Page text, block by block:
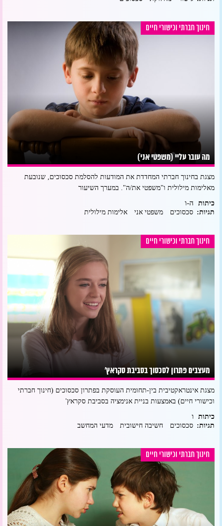
חינוך חברתי וכישורי חיים
מה עובר עליי (משפטי אני)
מצגת בחינוך חברתי המחדדת את המודעות להסלמת סכסוכים, שנובעת
מאלימות מילולית ו"משפטי את/ה". במערך השיעור
כיתות ה-ו
תגיות: סכסוכים משפטי אני אלימות מילולית
חינוך חברתי וכישורי חיים
מעצבים פתרון לסכסוך בסביבת סקראץ'
מצגת אינטראקטיבית בין-תחומית העוסקת בפתרון סכסוכים (חינוך חברתי
וכישורי חיים) באמצעות בניית אנימציה בסביבת סקראץ'
כיתות ו
תגיות: סכסוכים חשיבה חישובית מדעי המחשב
חינוך חברתי וכישורי חיים